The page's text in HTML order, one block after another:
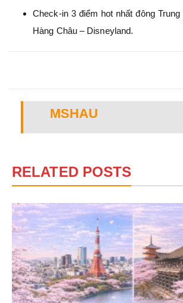
Check-in 3 điểm hot nhất đông
Hàng Châu – Disneyland.
MSHAU
RELATED POSTS